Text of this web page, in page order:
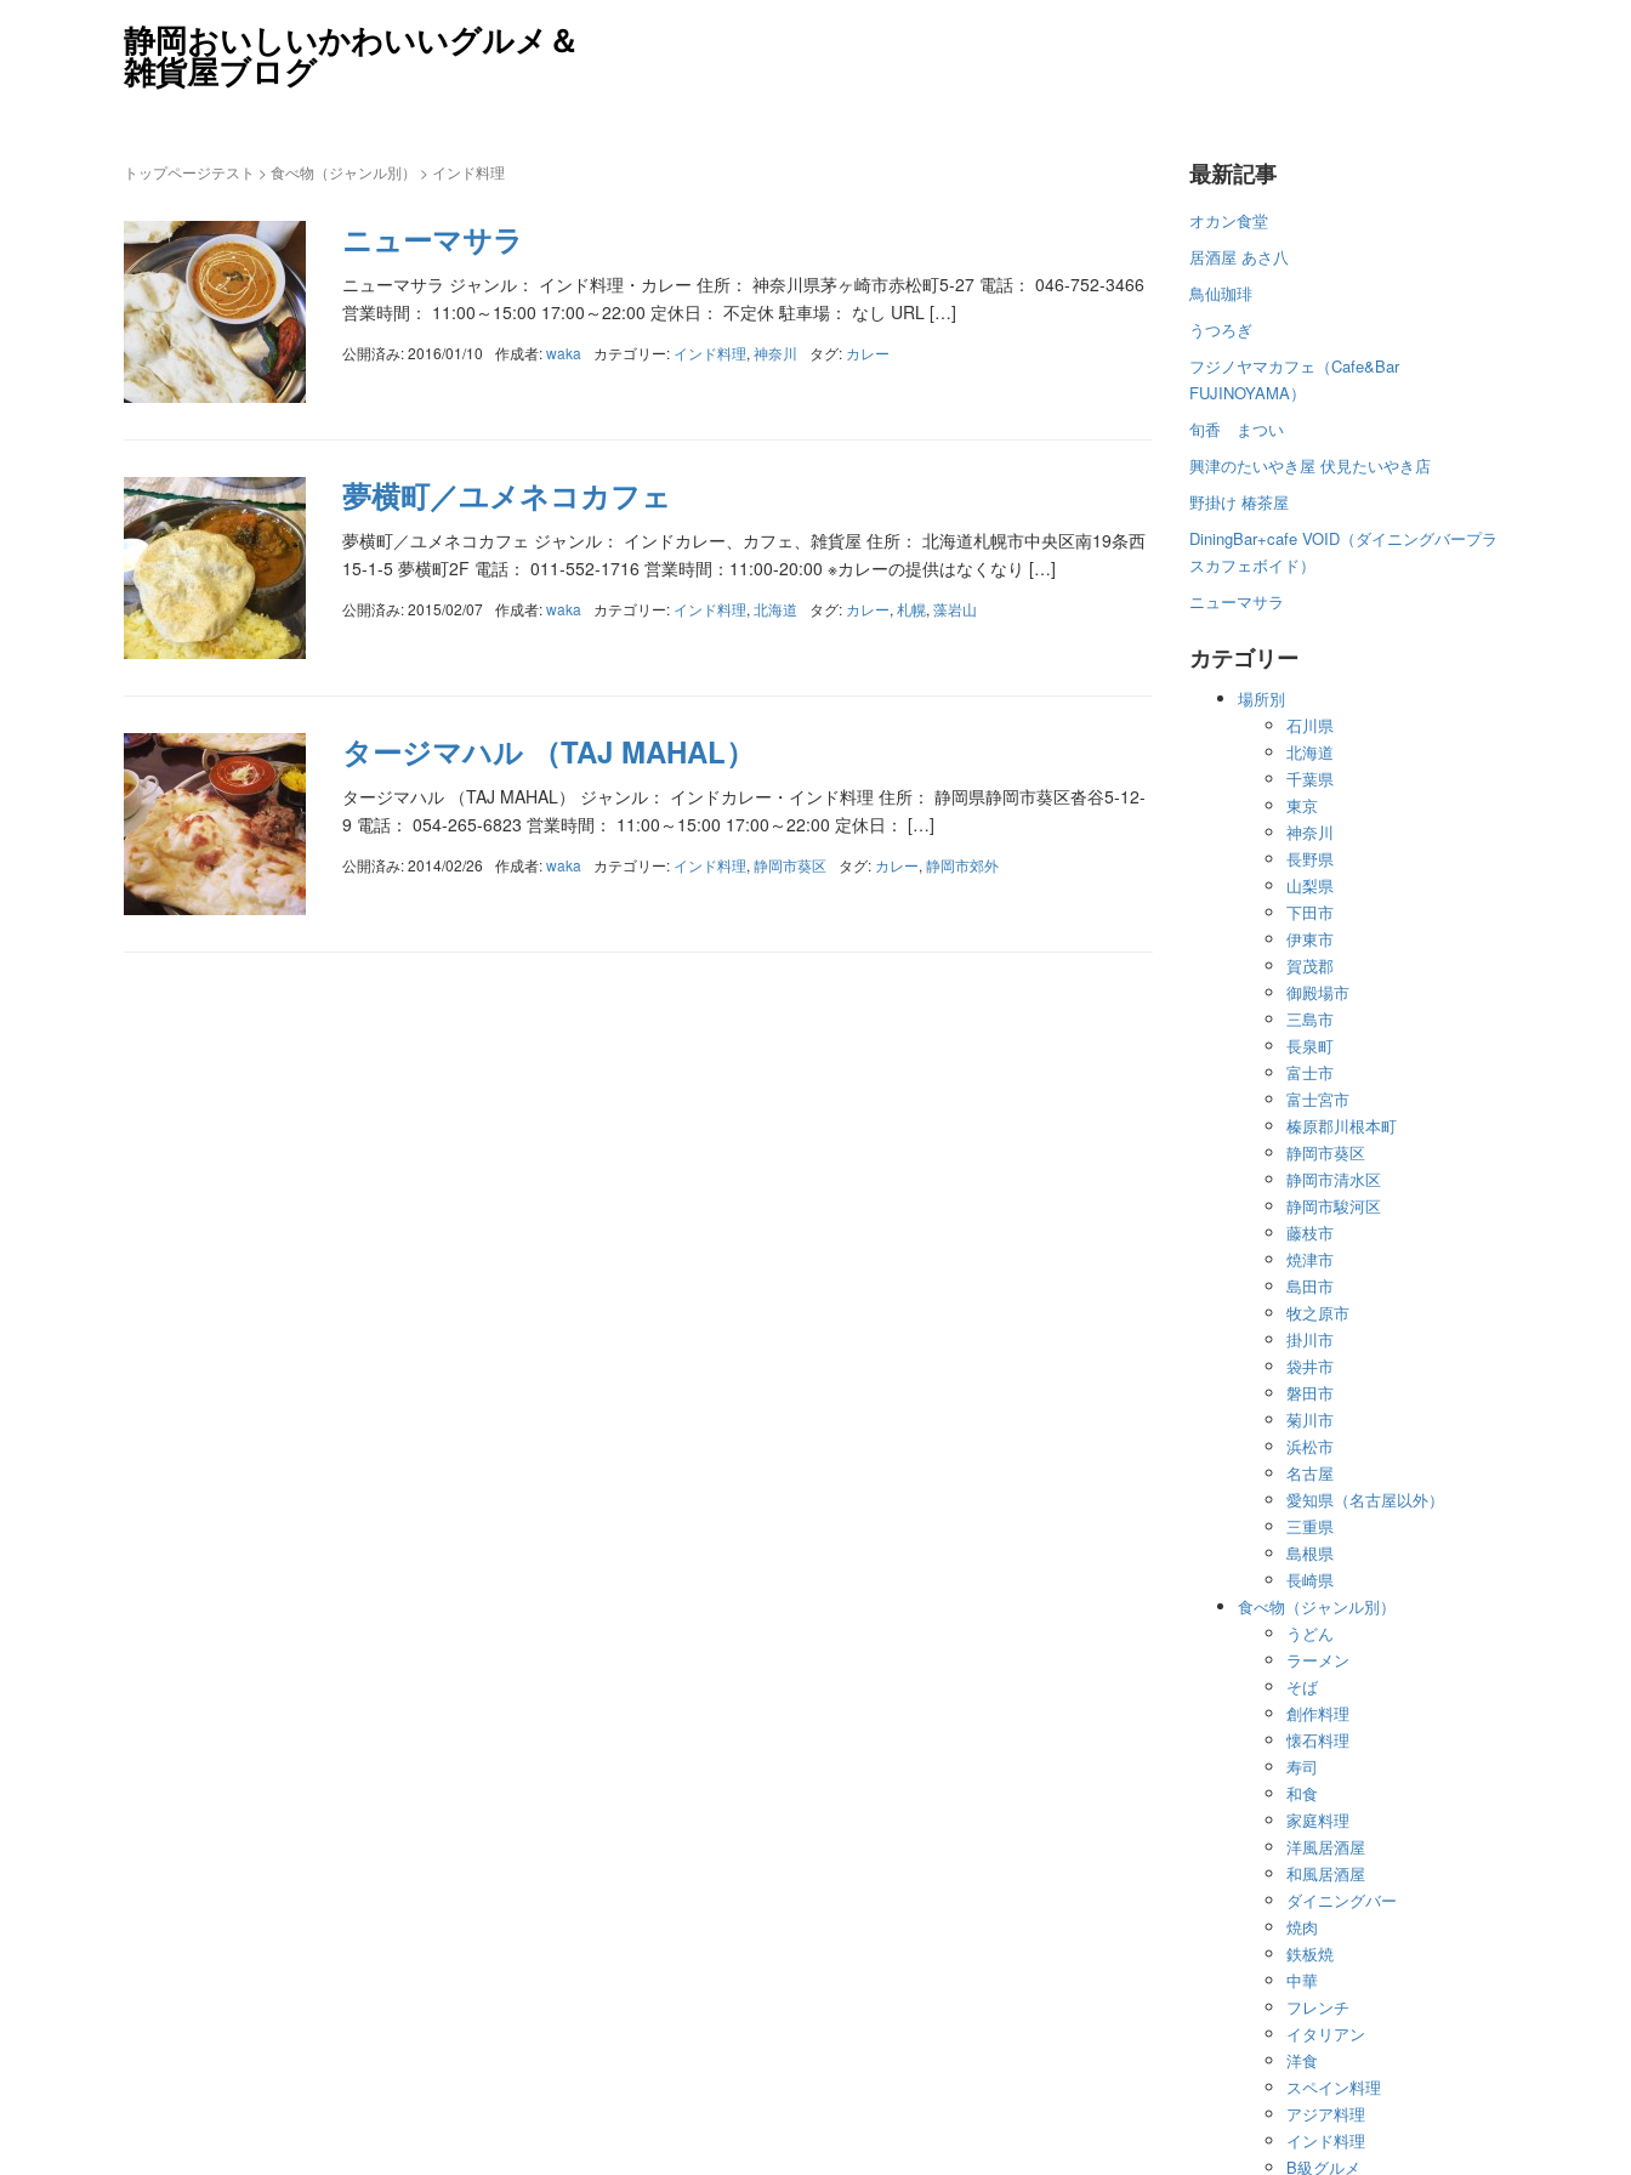
静岡おいしいかわいいグルメ＆
雑貨屋ブログ
トップページテスト > 食べ物（ジャンル別） > インド料理
ニューマサラ
ニューマサラ ジャンル： インド料理・カレー 住所： 神奈川県茅ヶ崎市赤松町5-27 電話： 046-752-3466
営業時間： 11:00～15:00 17:00～22:00 定休日： 不定休 駐車場： なし URL […]
公開済み: 2016/01/10 作成者:waka カテゴリー: インド料理, 神奈川 タグ: カレー
夢横町／ユメネコカフェ
夢横町／ユメネコカフェ ジャンル： インドカレー、カフェ、雑貨屋 住所： 北海道札幌市中央区南19条西
15-1-5 夢横町2F 電話： 011-552-1716 営業時間：11:00-20:00 ※カレーの提供はなくなり […]
公開済み: 2015/02/07 作成者:waka カテゴリー: インド料理, 北海道 タグ: カレー, 札幌, 藻岩山
タージマハル （TAJ MAHAL）
タージマハル （TAJ MAHAL） ジャンル： インドカレー・インド料理 住所： 静岡県静岡市葵区沓谷5-12-
9 電話： 054-265-6823 営業時間： 11:00～15:00 17:00～22:00 定休日： […]
公開済み: 2014/02/26 作成者:waka カテゴリー: インド料理, 静岡市葵区 タグ: カレー, 静岡市郊外
最新記事
オカン食堂
居酒屋 あさ八
鳥仙珈琲
うつろぎ
フジノヤマカフェ（Cafe&Bar
FUJINOYAMA）
旬香 まつい
興津のたいやき屋 伏見たいやき店
野掛け 椿茶屋
DiningBar+cafe VOID（ダイニングバープラ
スカフェボイド）
ニューマサラ
カテゴリー
場所別
石川県
北海道
千葉県
東京
神奈川
長野県
山梨県
下田市
伊東市
賀茂郡
御殿場市
三島市
長泉町
富士市
富士宮市
榛原郡川根本町
静岡市葵区
静岡市清水区
静岡市駿河区
藤枝市
焼津市
島田市
牧之原市
掛川市
袋井市
磐田市
菊川市
浜松市
名古屋
愛知県（名古屋以外）
三重県
島根県
長崎県
食べ物（ジャンル別）
うどん
ラーメン
そば
創作料理
懐石料理
寿司
和食
家庭料理
洋風居酒屋
和風居酒屋
ダイニングバー
焼肉
鉄板焼
中華
フレンチ
イタリアン
洋食
スペイン料理
アジア料理
インド料理
B級グルメ